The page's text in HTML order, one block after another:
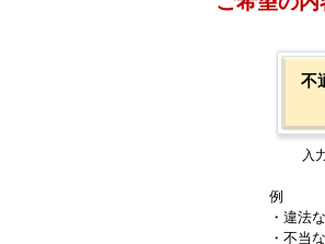
不
入
例
・違法
・不当